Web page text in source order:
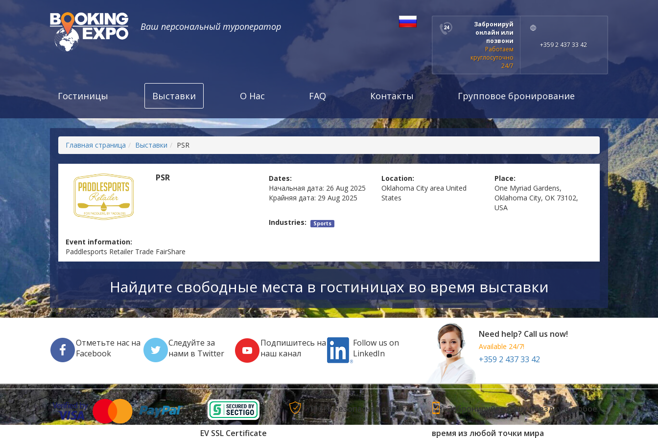
Ваш персональный туроператор
Забронируй
онлайн или
позвони
Работаем
круглосуточно
24/7
+359 2 437 33 42
Гостиницы Выставки О Нас FAQ Контакты Групповое бронирование
Главная страница Выставки PSR
PSR
Dates:
Начальная дата: 26 Aug 2025
Крайняя дата: 29 Aug 2025
Location:
Oklahoma City area United
States
Place:
One Myriad Gardens,
Oklahoma City, OK 73102,
USA
Industries:
Sports
Event information:
Paddlesports Retailer Trade FairShare
Найдите свободные места в гостиницах во время выставки
Отметьте нас на
Faсеbook
Следуйте за
нами в Twitter
Подпишитесь на
наш канал
Follow us on
LinkedIn
Need help? Call us now!
Available 24/7!
+359 2 437 33 42
EV SSL Certificate
100 % безопасная оплата Забронируйте вашу поездку в любое
время из любой точки мира